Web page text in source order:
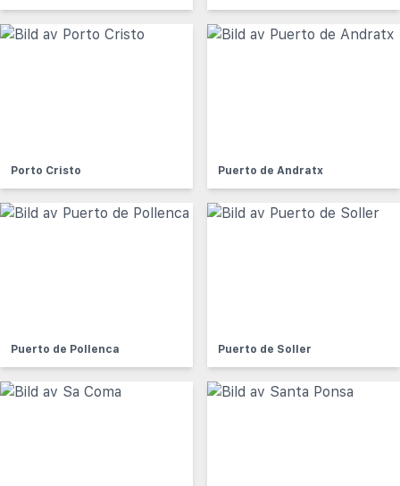
Porto Cristo Puerto de Andratx
Puerto de Pollenca Puerto de Soller